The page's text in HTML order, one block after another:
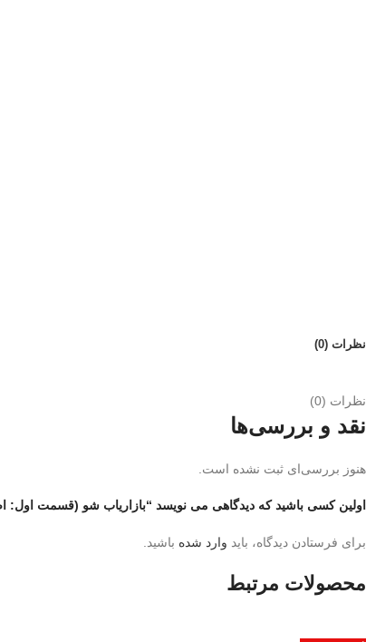
نظرات (0)
نظرات (0)
نقد و بررسی‌ها
هنوز بررسی‌ای ثبت نشده است.
اولین کسی باشید که دیدگاهی می نویسد “بازاریاب شو (قسمت اول:
برای فرستادن دیدگاه، باید وارد شده باشید.
محصولات مرتبط